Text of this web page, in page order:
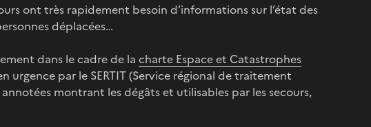
ont très rapidement besoin d’informations sur l’état des
déplacées…
dans le cadre de la charte Espace et Catastrophes
urgence par le SERTIT (Service régional de traitement
montrant les dégâts et utilisables par les secours,